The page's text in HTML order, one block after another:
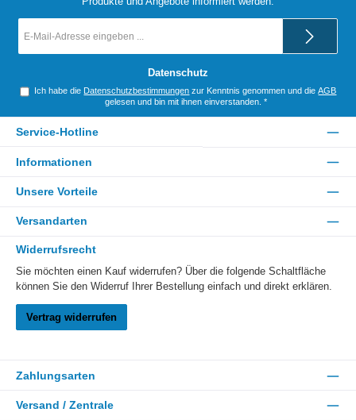
Mail-
Datenschutz
Ich habe die Datenschutzbestimmungen zur Kenntnis genommen und dieAGB
gelesen und bin mit ihnen einverstanden. *
Service-Hotline
Informationen
Unsere Vorteile
Versandarten
Widerrufsrecht
Sie möchten einen Kauf widerrufen? Über die folgende Schaltfläche
können Sie den Widerruf Ihrer Bestellung einfach und direkt erklären.
Vertrag widerrufen
Zahlungsarten
Versand / Zentrale